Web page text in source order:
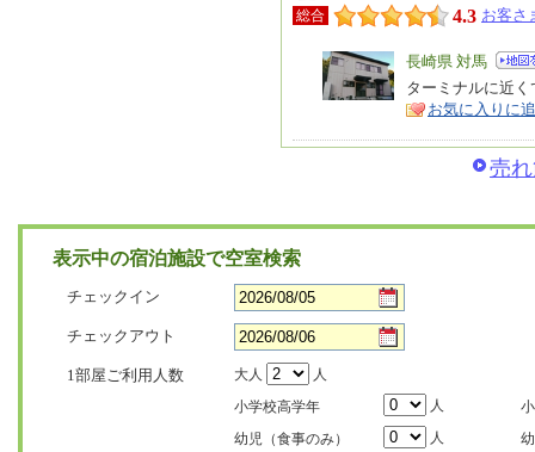
総合 4.3 お客さ
エ
リ
ア
長崎県 対馬
特
徴
ターミナルに近
お気に入りに
売
表示中の宿泊施設で空室検索
チェックイン
チェックアウト
1部屋ご利用人数 大人
人
小学校高学年
人
幼児（食事のみ）
人